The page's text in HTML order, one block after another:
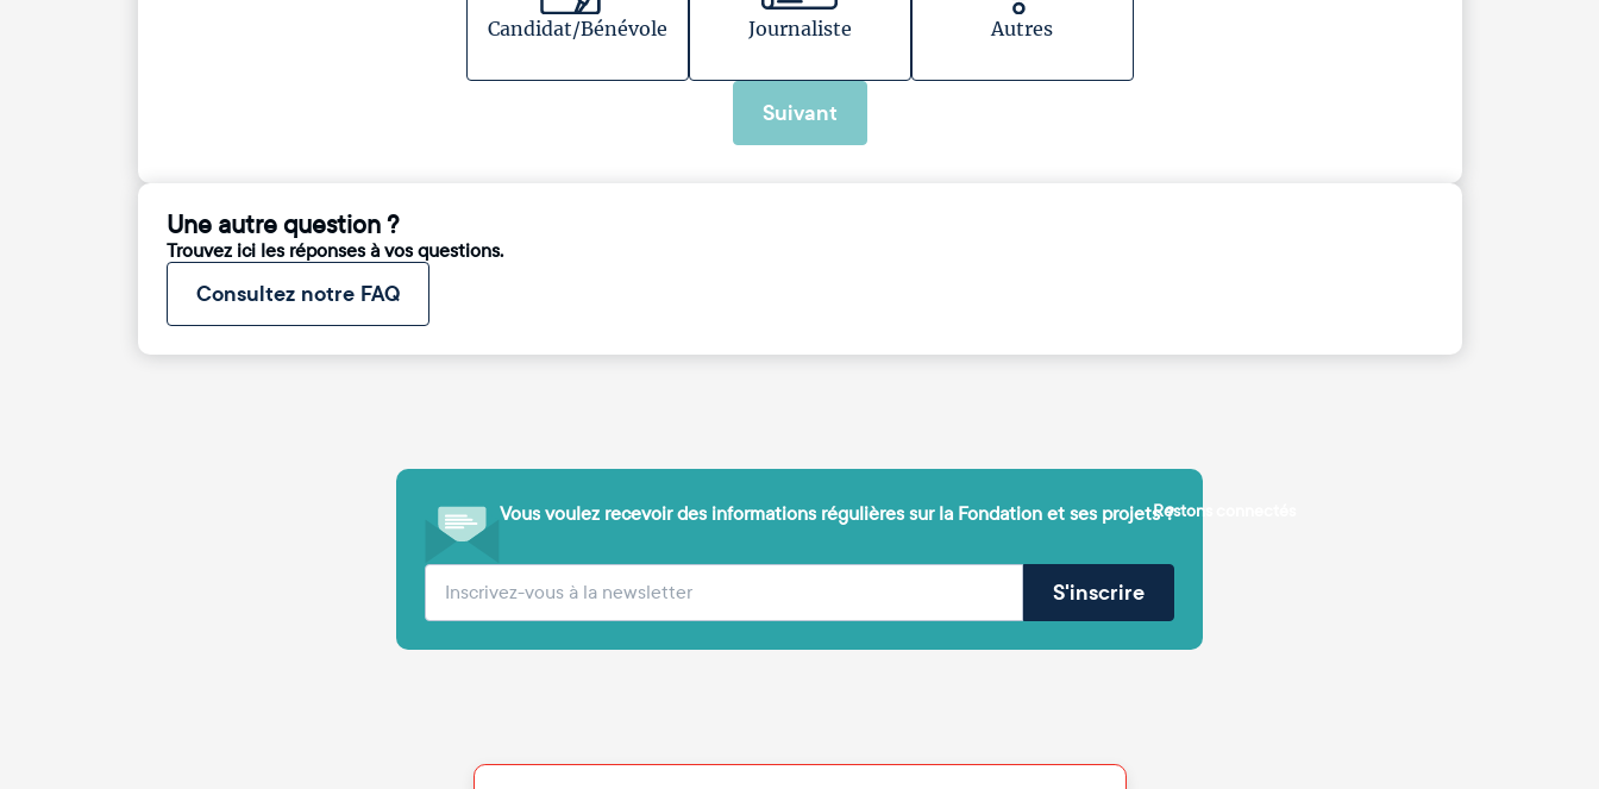
Candidat/Bénévole Journaliste Autres
Suivant
Une autre question ?
Trouvez ici les réponses à vos questions.
Consultez notre FAQ
Vous voulez recevoir des informations régulières sur la Fondation et ses projets ?
Votre adresse e-mail (obligatoire) S'inscrire
Restons connectés